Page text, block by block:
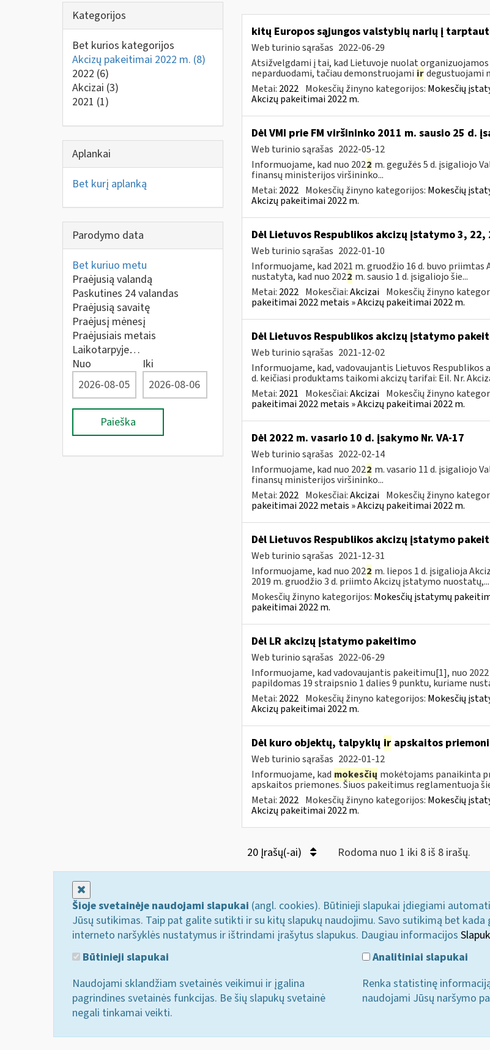
Kategorijos
Bet kurios kategorijos
Akcizų pakeitimai 2022 m. (8)
2022 (6)
Akcizai (3)
2021 (1)
Aplankai
Bet kurį aplanką
Parodymo data
Bet kuriuo metu
Praėjusią valandą
Paskutines 24 valandas
Praėjusią savaitę
Praėjusį mėnesį
Praėjusiais metais
Laikotarpyje…
Nuo
Iki
Paieška
kitų Europos sąjungos valstybių narių į
Web turinio sąrašas 2022-06-29
Atsižvelgdami į tai, kad Lietuvoje nuolat
neparduodami, tačiau demonstruojami ir degustuojami
Metai: 2022 Mokesčių žinyno kategorijos: Mokesčių
Akcizų pakeitimai 2022 m.
Dėl VMI prie FM viršininko 2011 m. sausio 25 d.
Web turinio sąrašas 2022-05-12
Informuojame, kad nuo 2022 m. gegužės 5 d. įsigaliojo
finansų ministerijos viršininko...
Metai: 2022 Mokesčių žinyno kategorijos: Mokesčių
Akcizų pakeitimai 2022 m.
Dėl Lietuvos Respublikos akcizų įstatymo 3,
Web turinio sąrašas 2022-01-10
Informuojame, kad 2021 m. gruodžio 16 d. buvo
nustatyta, kad nuo 2022 m. sausio 1 d. įsigaliojo šie...
Metai: 2022 Mokesčiai:Akcizai Mokesčių žinyno
pakeitimai 2022 metais » Akcizų pakeitimai 2022 m.
Dėl Lietuvos Respublikos akcizų įstatymo
Web turinio sąrašas 2021-12-02
Informuojame, kad, vadovaujantis Lietuvos
d. keičiasi produktams taikomi akcizų tarifai: Eil. Nr.
Metai: 2021 Mokesčiai:Akcizai Mokesčių žinyno
pakeitimai 2022 metais » Akcizų pakeitimai 2022 m.
Dėl 2022 m. vasario 10 d. įsakymo Nr. VA-17
Web turinio sąrašas 2022-02-14
Informuojame, kad nuo 2022 m. vasario 11 d. įsigaliojo
finansų ministerijos viršininko...
Metai: 2022 Mokesčiai:Akcizai Mokesčių žinyno
pakeitimai 2022 metais » Akcizų pakeitimai 2022 m.
Dėl Lietuvos Respublikos akcizų įstatymo
Web turinio sąrašas 2021-12-31
Informuojame, kad nuo 2022 m. liepos 1 d. įsigalioja
2019 m. gruodžio 3 d. priimto Akcizų įstatymo nuostatų,...
Mokesčių žinyno kategorijos: Mokesčių įstatymų
pakeitimai 2022 m.
Dėl LR akcizų įstatymo pakeitimo
Web turinio sąrašas 2022-06-29
Informuojame, kad vadovaujantis pakeitimu[1], nuo
papildomas 19 straipsnio 1 dalies 9 punktu, kuriame
Metai: 2022 Mokesčių žinyno kategorijos: Mokesčių
Akcizų pakeitimai 2022 m.
Dėl kuro objektų, talpyklų irapskaitos
Web turinio sąrašas 2022-01-12
Informuojame, kad mokesčių mokėtojams panaikinta
apskaitos priemones. Šiuos pakeitimus reglamentuoja
Metai: 2022 Mokesčių žinyno kategorijos: Mokesčių
Akcizų pakeitimai 2022 m.
20 Įrašų(-ai) Rodoma nuo 1 iki 8 iš 8 irašų.
Šioje svetainėje naudojami slapukai (angl. cookies). Būtinieji slapukai įdiegiami
Jūsų sutikimas. Taip pat galite sutikti ir su kitų slapukų naudojimu. Savo sutikimą bet
interneto naršyklės nustatymus ir ištrindami įrašytus slapukus. Daugiau informacijos
Būtinieji slapukai
Naudojami sklandžiam svetainės veikimui ir įgalina
pagrindines svetainės funkcijas. Be šių slapukų svetainė
negali tinkamai veikti.
Analitiniai slapukai
Renka statistinę
naudojami Jūsų naršymo